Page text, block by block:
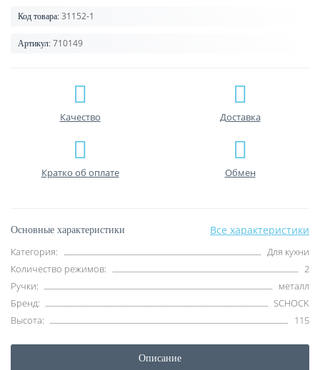
Код товара: 31152-1
Артикул: 710149
Качество Доставка
Кратко об оплате Обмен
Основные характеристики Все характеристики
Категория:
Для кухни
Количество режимов:
2
Ручки:
металл
Бренд:
SCHOCK
Высота:
115
Описание